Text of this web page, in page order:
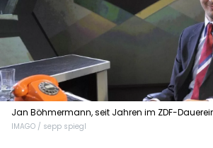
Jan Böhmermann, seit Jahren im ZDF-
bartlos
IMAGO / sepp spiegl